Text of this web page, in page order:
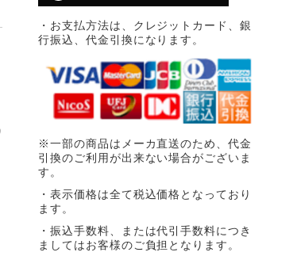
・お支払方法は、クレジットカード、銀
行振込、代金引換になります。
※一部の商品はメーカ直送のため、代金
引換のご利用が出来ない場合がございま
す。
・表示価格は全て税込価格となっており
ます。
・振込手数料、または代引手数料につき
ましてはお客様のご負担となります。